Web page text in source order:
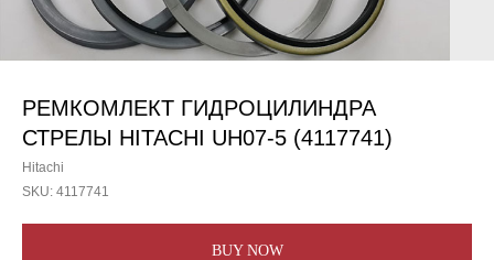
РЕМКОМЛЕКТ ГИДРОЦИЛИНДРА
СТРЕЛЫ HITACHI UH07-5 (4117741)
Hitachi
SKU: 4117741
BUY NOW